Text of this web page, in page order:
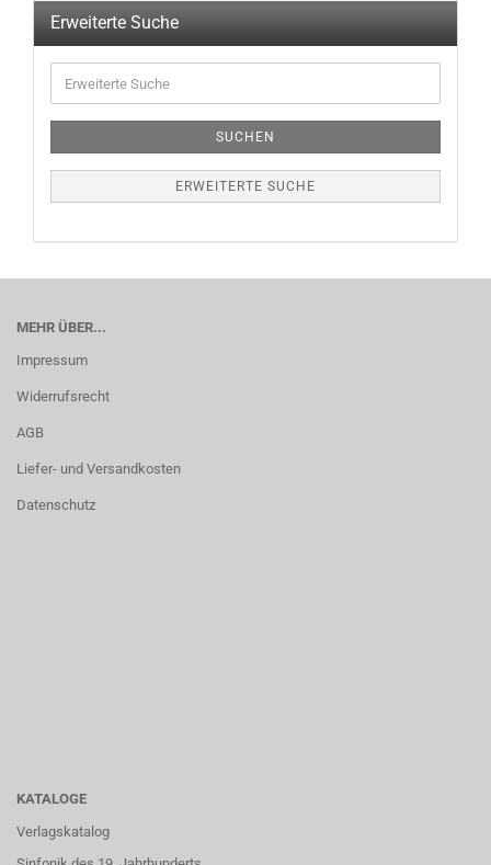
Erweiterte Suche
SUCHEN
ERWEITERTE SUCHE
MEHR ÜBER...
Impressum
Widerrufsrecht
AGB
Liefer- und Versandkosten
Datenschutz
KATALOGE
Verlagskatalog